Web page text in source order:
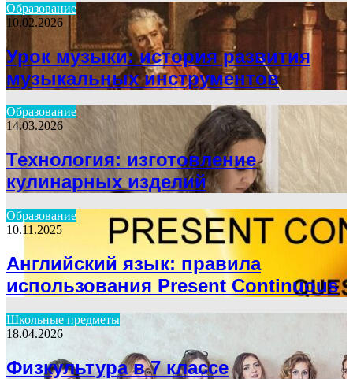
Образование
10.02.2026
Урок музыки: история развития
музыкальных инструментов
Образование
14.03.2026
Технология: изготовление
кулинарных изделий
Образование
10.11.2025
Английский язык: правила
использования Present Continuous
Школьные предметы
18.04.2026
Физкультура в 7 классе